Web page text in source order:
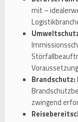
mit –
Brandschutz:
zwingend